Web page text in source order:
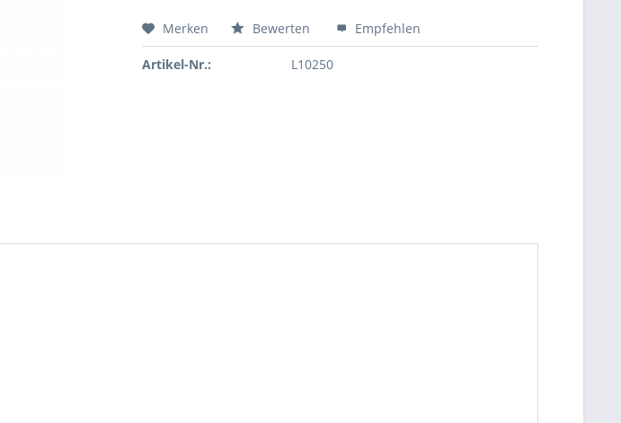
Merken Bewerten Empfehlen
Artikel-Nr.: L10250